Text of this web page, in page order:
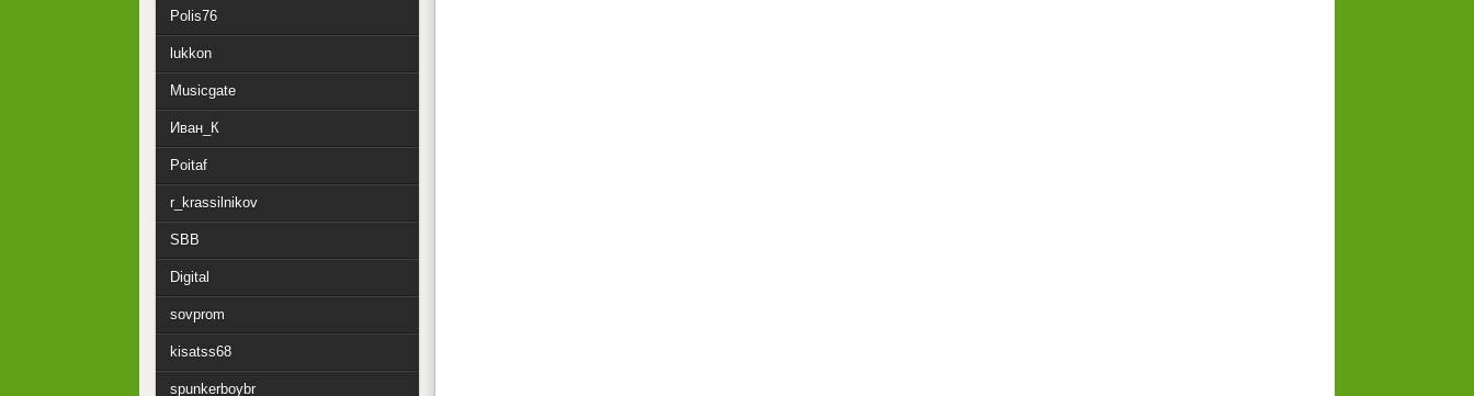
Polis76
lukkon
Musicgate
Иван_К
Poitaf
r_krassilnikov
SBB
Digital
sovprom
kisatss68
spunkerboybr